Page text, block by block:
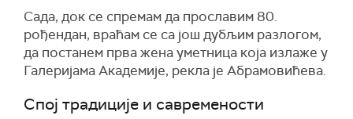
Сада, док се спремам да прославим 80.
рођендан, враћам се са још дубљим разлогом,
да постанем прва жена уметница која излаже у
Галеријама Академије, рекла је Абрамовићева.
Спој традиције и савремености